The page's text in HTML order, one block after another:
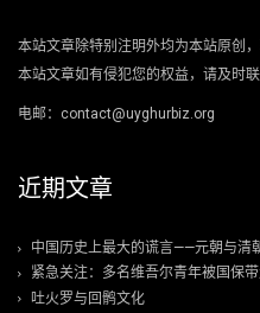
本站文章除特别注明外均为本站原创
本站文章如有侵犯您的权益，请及时
电邮：contact@uyghurbiz.org
近期文章
中国历史上最大的谎言——元朝与清
紧急关注：多名维吾尔青年被国保
吐火罗与回鹘文化